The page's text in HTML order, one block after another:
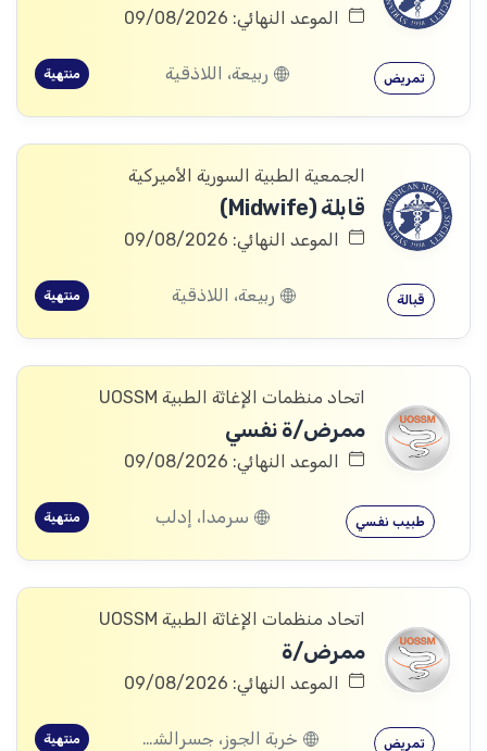
الموعد النهائي: 09/08/2026
تمريض ربيعة، اللاذقية منتهية
الجمعية الطبية السورية الأميركية
قابلة (Midwife)
الموعد النهائي: 09/08/2026
قبالة ربيعة، اللاذقية منتهية
اتحاد منظمات الإغاثة الطبية UOSSM
ممرض/ة نفسي
الموعد النهائي: 09/08/2026
طبيب نفسي سرمدا، إدلب منتهية
اتحاد منظمات الإغاثة الطبية UOSSM
ممرض/ة
الموعد النهائي: 09/08/2026
تمريض خربة الجوز، جسرالشغور، إدلب منتهية